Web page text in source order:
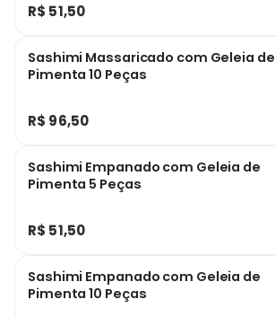
R$ 51,50
Sashimi Massaricado com Geleia de
Pimenta 10 Peças
R$ 96,50
Sashimi Empanado com Geleia de
Pimenta 5 Peças
R$ 51,50
Sashimi Empanado com Geleia de
Pimenta 10 Peças